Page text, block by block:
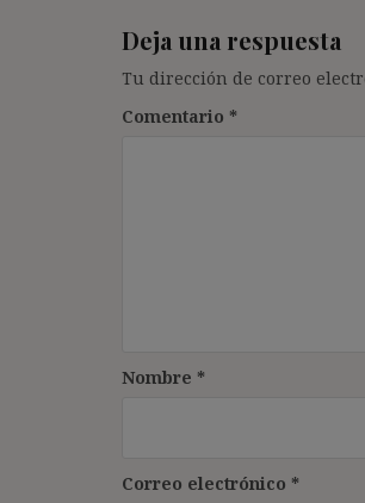
Deja una respuesta
Tu dirección de correo
Comentario *
Nombre *
Correo electrónico *